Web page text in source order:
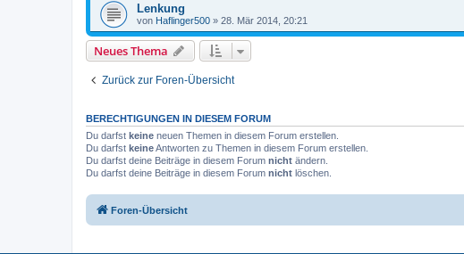
Lenkung
von Haflinger500 » 28. Mär 2014, 20:21
Neues Thema
Zurück zur Foren-Übersicht
BERECHTIGUNGEN IN DIESEM FORUM
Du darfst keine neuen Themen in diesem Forum erstellen.
Du darfst keineAntworten zu Themen in diesem Forum erstellen.
Du darfst deine Beiträge in diesem Forum nicht ändern.
Du darfst deine Beiträge in diesem Forum nicht löschen.
Foren-Übersicht